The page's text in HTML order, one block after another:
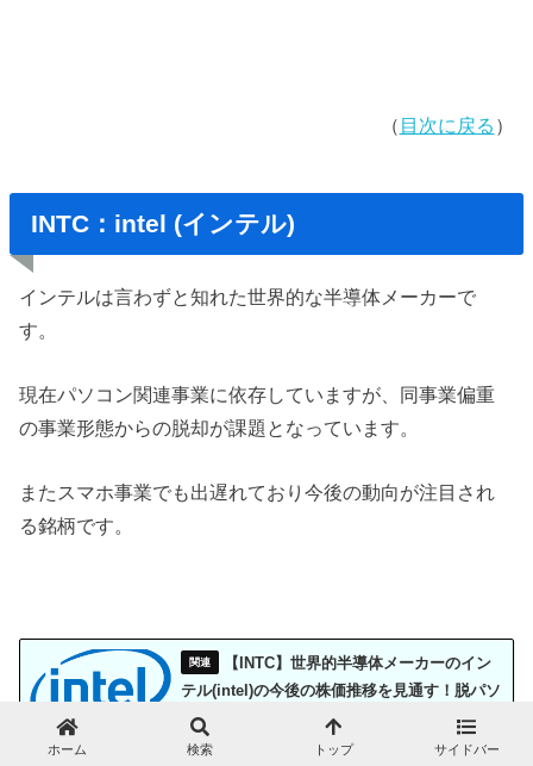
（ 目次に戻る ）
INTC：intel (インテル)
インテルは言わずと知れた世界的な半導体メーカーで
す。
現在パソコン関連事業に依存していますが、同事業偏重
の事業形態からの脱却が課題となっています。
またスマホ事業でも出遅れており今後の動向が注目され
る銘柄です。
【INTC】世界的半導体メーカーのイン
テル(intel)の今後の株価推移を見通す！脱パソ
コン関連依存を成し遂げられるか？
ホーム 検索 トップ サイドバー